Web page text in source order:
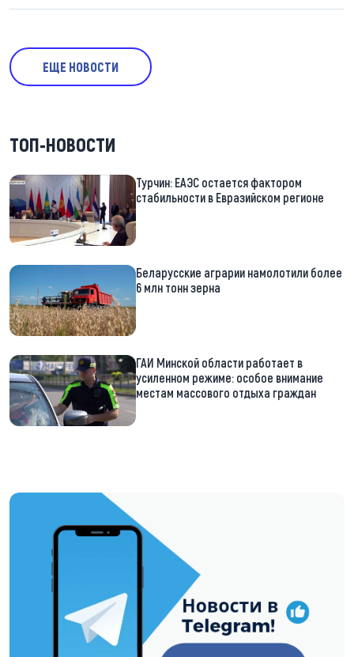
ЕЩЕ НОВОСТИ
ТОП-НОВОСТИ
Турчин: ЕАЭС остается фактором
стабильности в Евразийском регионе
Беларусские аграрии намолотили более
6 млн тонн зерна
ГАИ Минской области работает в
усиленном режиме: особое внимание
местам массового отдыха граждан
https://t.me/minskctvby